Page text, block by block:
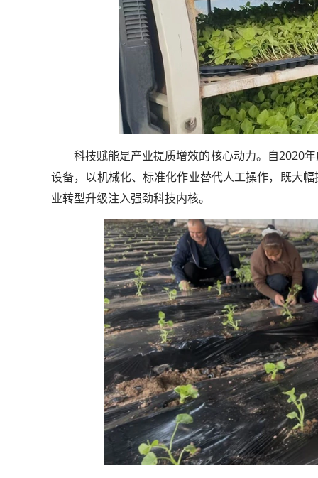
科技赋能是产业提质增效的核心动力。自2020
设备，以机械化、标准化作业替代人工操作，既大
业转型升级注入强劲科技内核。